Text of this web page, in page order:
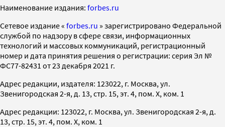
Наименование издания: forbes.ru
Cетевое издание « forbes.ru » зарегистрировано Федеральной
службой по надзору в сфере связи, информационных
технологий и массовых коммуникаций, регистрационный
номер и дата принятия решения о регистрации: серия Эл №
ФС77-82431 от 23 декабря 2021 г.
Адрес редакции, издателя: 123022, г. Москва, ул.
Звенигородская 2-я, д. 13, стр. 15, эт. 4, пом. X, ком. 1
Адрес редакции: 123022, г. Москва, ул. Звенигородская 2-я, д.
13, стр. 15, эт. 4, пом. X, ком. 1